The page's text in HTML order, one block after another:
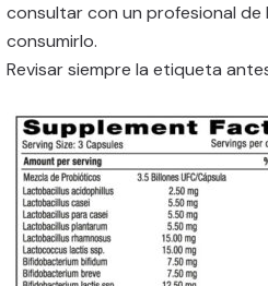
consultar con un profesional de
consumirlo.
Revisar siempre la etiqueta